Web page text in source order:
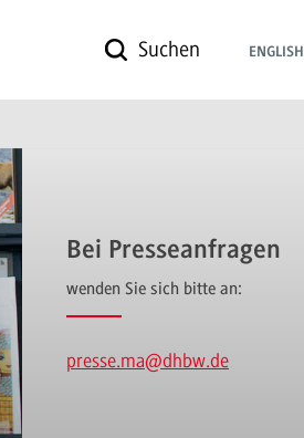
Suchen ENGLISH
Bei Presseanfragen
wenden Sie sich bitte an:
presse.ma@dhbw.de